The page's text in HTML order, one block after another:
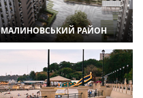
МАЛИНОВСЬКИЙ РАЙОН